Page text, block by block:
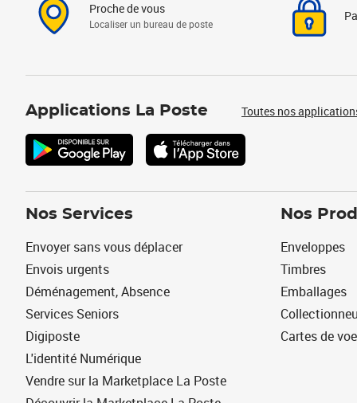
Proche de vous
Localiser un bureau de poste
Applications La Poste Toutes nos
Nos Services
Envoyer sans vous déplacer
Envois urgents
Déménagement, Absence
Services Seniors
Digiposte
L'identité Numérique
Vendre sur la Marketplace La Poste
Nos
Enveloppes
Timbres
Emballages
Cartes de